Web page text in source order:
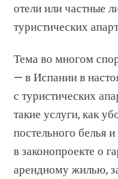
отели или частные
туристических
Тема во многом
— в Испании в
с туристических
такие услуги, как
постельного белья
в законопроекте о
арендному жилью,